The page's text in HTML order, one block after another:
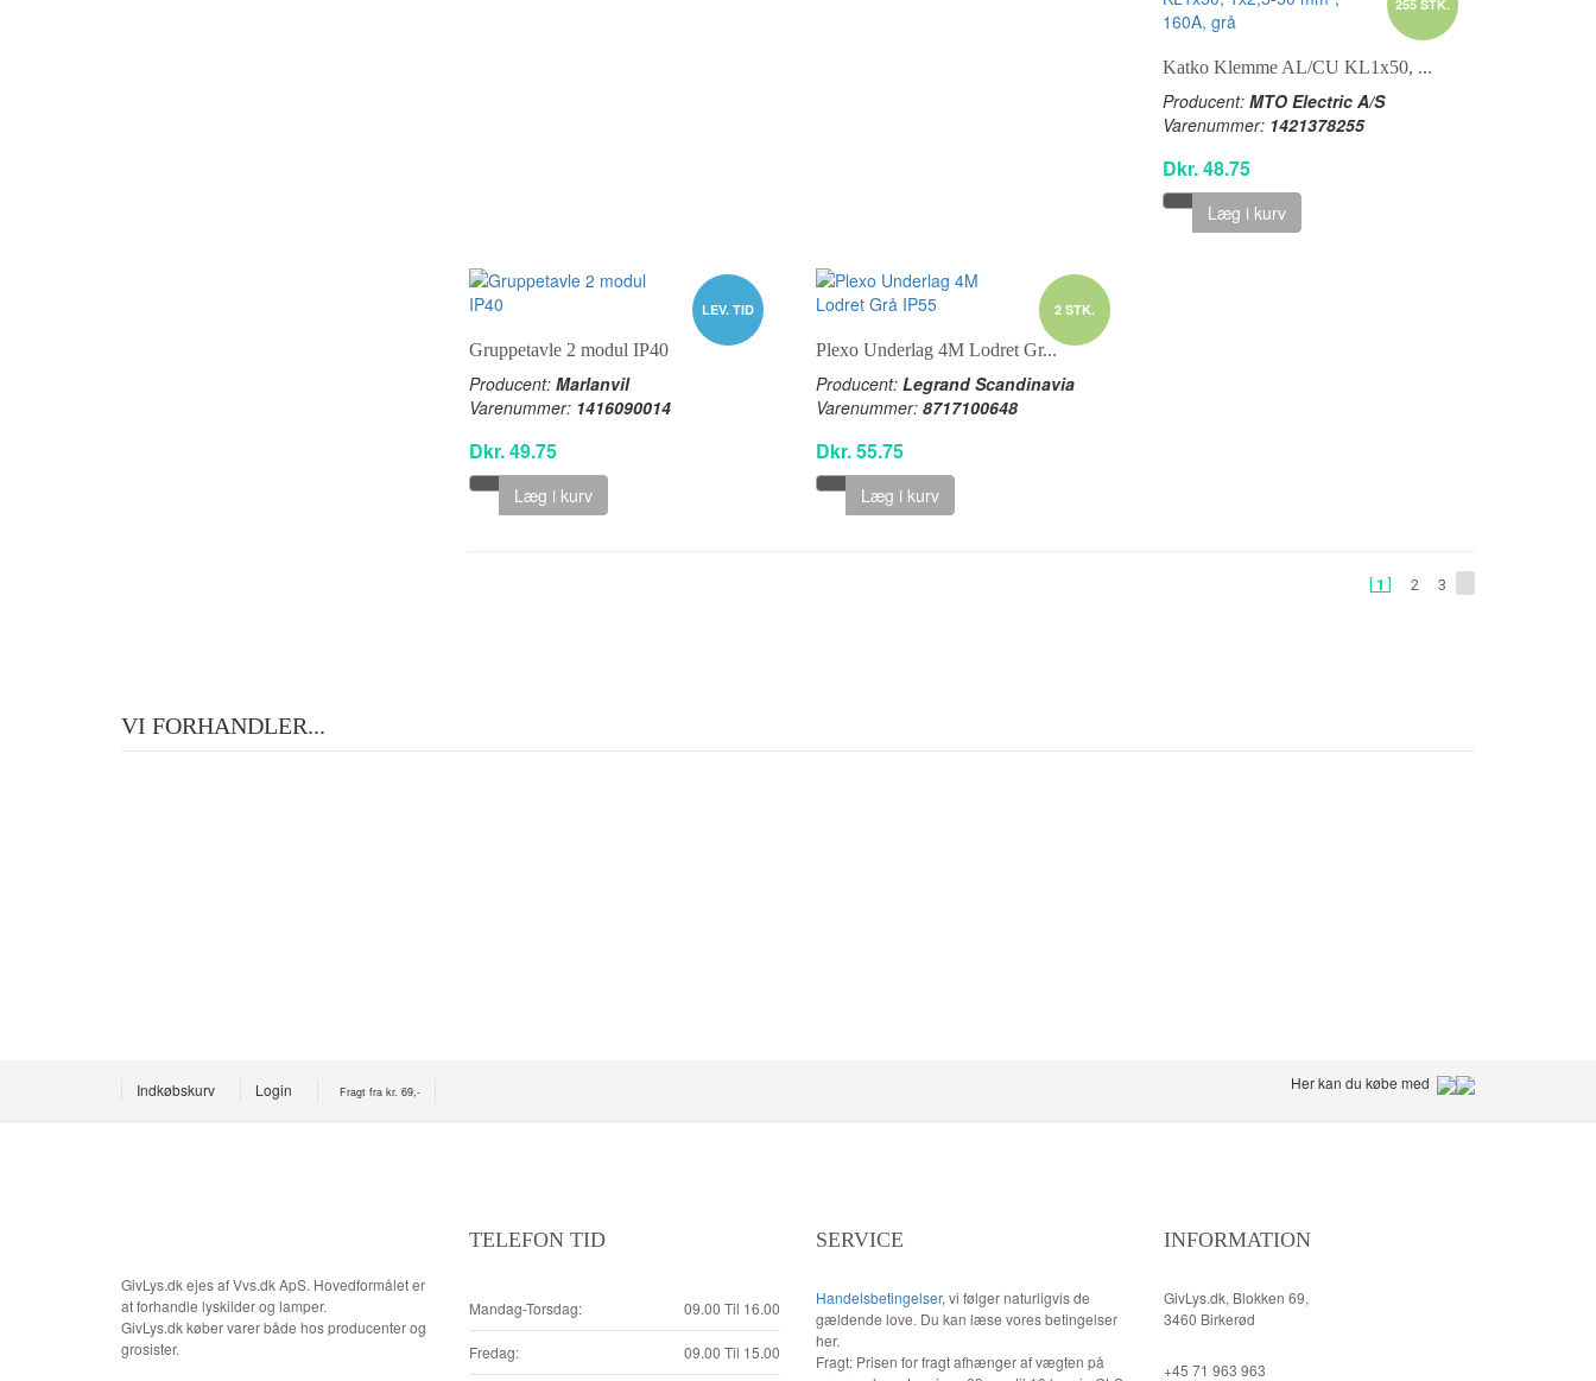
255 STK.
Katko Klemme AL/CU KL1x50, ...
Producent:MTO Electric A/S
Varenummer: 1421378255
Dkr. 48.75
Læg i kurv
LEV. TID
Gruppetavle 2 modul IP40
Producent: Marlanvil
Varenummer: 1416090014
Dkr. 49.75
Læg i kurv
2 STK.
Plexo Underlag 4M Lodret Gr...
Producent: Legrand Scandinavia
Varenummer: 8717100648
Dkr. 55.75
Læg i kurv
1 2 3
VI FORHANDLER...
Indkøbskurv Login Fragt fra kr. 69,- Her kan du købe med
GivLys.dk ejes af Vvs.dk ApS. Hovedformålet er
at forhandle lyskilder og lamper.
GivLys.dk køber varer både hos producenter og
grosister.
TELEFON TID
Mandag-Torsdag: 09.00 Til 16.00
Fredag: 09.00 Til 15.00
SERVICE
Handelsbetingelser, vi følger naturligvis de
gældende love. Du kan læse vores betingelser
her.
Fragt: Prisen for fragt afhænger af vægten på
INFORMATION
GivLys.dk, Blokken 69,
3460 Birkerød
+45 71 963 963